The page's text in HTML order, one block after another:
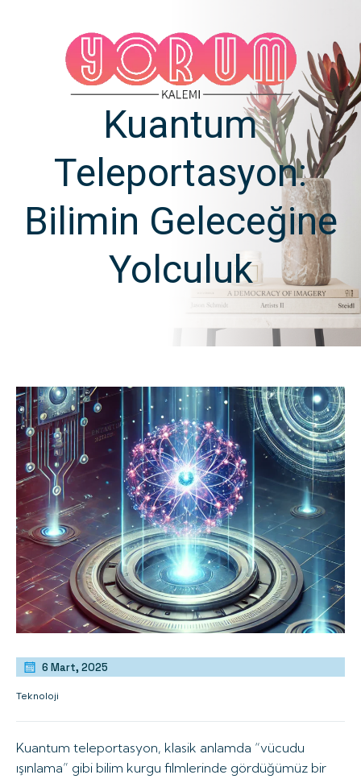
Kuantum
Teleportasyon:
Bilimin Geleceğine
Yolculuk
6 Mart, 2025
Teknoloji
Kuantum teleportasyon, klasik anlamda “vücudu
ışınlama” gibi bilim kurgu filmlerinde gördüğümüz bir